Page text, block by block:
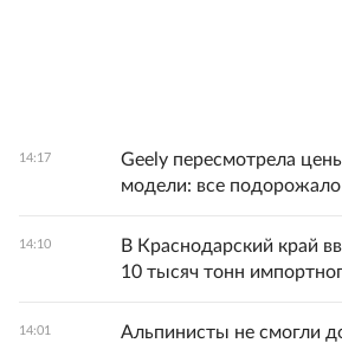
14:17
Geely пересмотрела
модели: все подорожало
14:10
В Краснодарский край
10 тысяч тонн
14:01
Альпинисты не смогли